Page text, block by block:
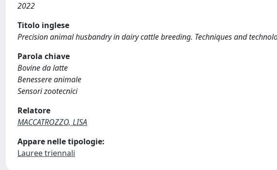
2022
Titolo inglese
Precision animal husbandry in dairy cattle breeding. Techniques and
Parola chiave
Bovine da latte
Benessere animale
Sensori zootecnici
Relatore
MACCATROZZO, LISA
Appare nelle tipologie:
Lauree triennali